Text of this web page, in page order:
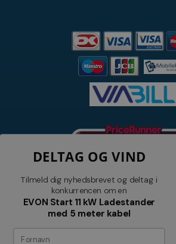
Nyhedsbrev
DELTAG OG VIND
Tilmeld dig nyhedsbrevet og deltag i
konkurrencen om en
EVON Start 11 kW Ladestander
med 5 meter kabel